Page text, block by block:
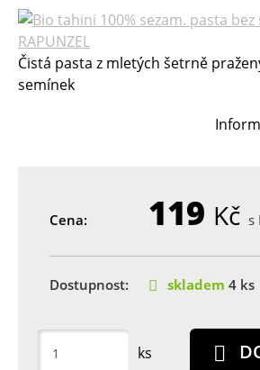
Čistá pasta z mletých šetrně
semínek
Cena: 119 Kč s
Dostupnost: skladem 4 ks
ks